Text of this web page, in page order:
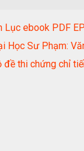
Lục ebook PDF
Học Sư Phạm:
đề thi chứng chỉ